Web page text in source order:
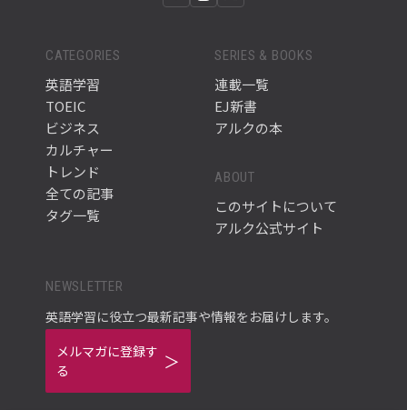
CATEGORIES
英語学習
TOEIC
ビジネス
カルチャー
トレンド
全ての記事
タグ一覧
SERIES & BOOKS
連載一覧
EJ新書
アルクの本
ABOUT
このサイトについて
アルク公式サイト
NEWSLETTER
英語学習に役立つ最新記事や情報をお届けします。
メルマガに登録す
る